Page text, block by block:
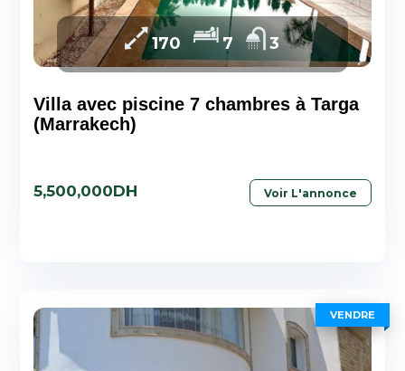
Villa avec piscine 7 chambres à Targa
(Marrakech)
5,500,000DH Voir L'annonce
170 7 3
VENDRE